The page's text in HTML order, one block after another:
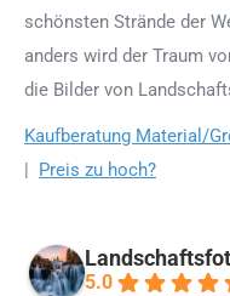
schönsten Strände der
anders wird der Traum
die Bilder von
Kaufberatung Material/
| Preis zu hoch?
5.0